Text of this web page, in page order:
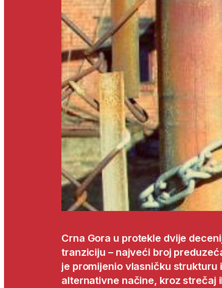
Crna Gora u protekle dvije
tranziciju – najveći broj
je promijenio vlasničku
alternativne načine, kroz strečaj